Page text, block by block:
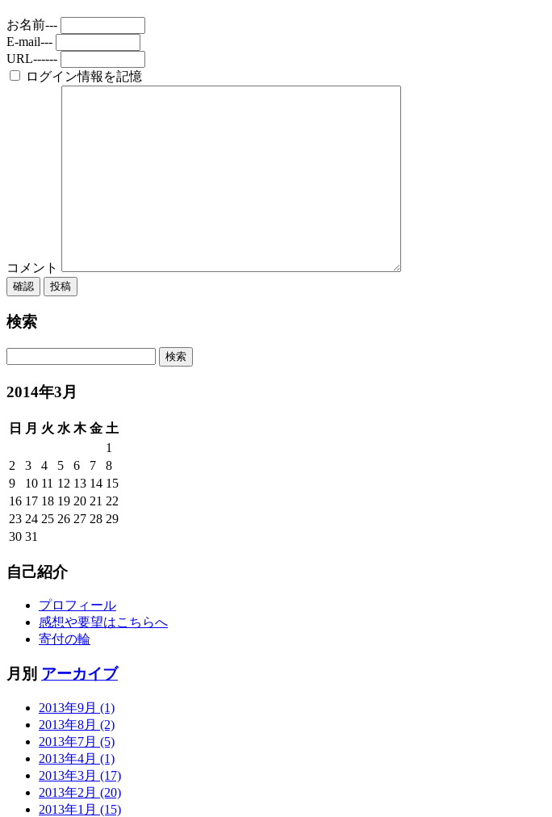
お名前---
E-mail---
URL------
ログイン情報を記憶
コメント
検索
2014年3月
日 月 火 水 木 金 土
1
2
3 4 5 6 7
8
9
10 11 12 13 14 15
16 17 18 19 20 21 22
23 24 25 26 27 28 29
30 31
自己紹介
プロフィール
感想や要望はこちらへ
寄付の輪
月別 アーカイブ
2013年9月 (1)
2013年8月 (2)
2013年7月 (5)
2013年4月 (1)
2013年3月 (17)
2013年2月 (20)
2013年1月 (15)